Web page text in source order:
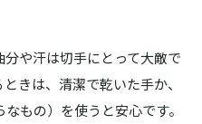
分や汗は切手にとって大敵で
きは、清潔で乾いた手か、
もの）を使うと安心です。